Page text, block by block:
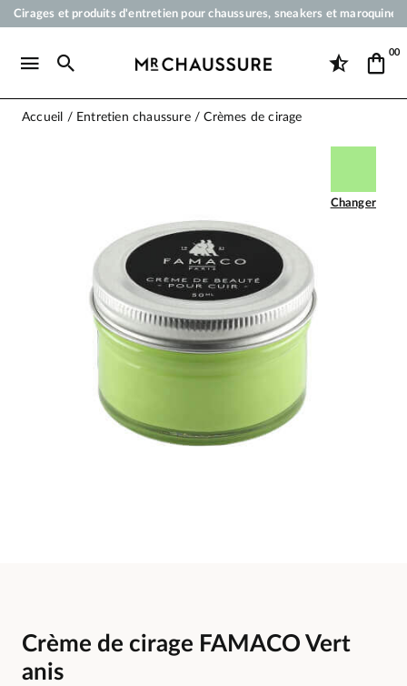
Cirages et produits d'entretien pour chaussures, sneakers et
Paiement en 3x 4x par carte bancaire dès 50 €
00
Accueil Entretien chaussure Crèmes de cirage
Changer
Crème de cirage FAMACO Vert
anis